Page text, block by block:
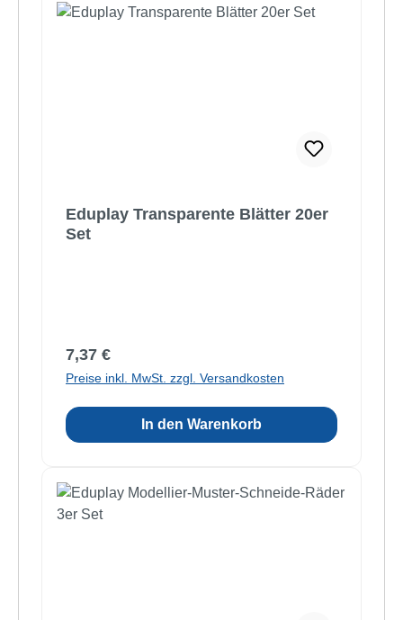
Eduplay Transparente Blätter 20er
Set
Regulärer Preis:
7,37 €
Preise inkl. MwSt. zzgl. Versandkosten
In den Warenkorb